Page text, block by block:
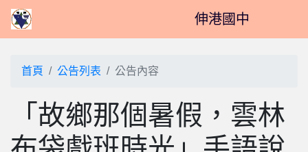
伸港國中
首頁 公告列表 公告內容
「故鄉那個暑假，雲林